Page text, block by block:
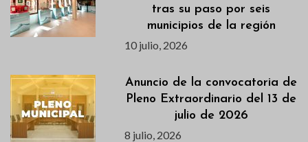
tras su paso por seis
municipios de la región
10 julio, 2026
Anuncio de la convocatoria de
Pleno Extraordinario del 13 de
julio de 2026
8 julio, 2026